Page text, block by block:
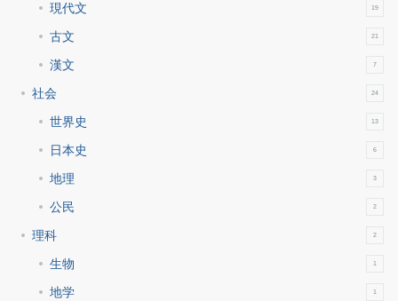
現代文 19
古文 21
漢文 7
社会 24
世界史 13
日本史 6
地理 3
公民 2
理科 2
生物 1
地学 1